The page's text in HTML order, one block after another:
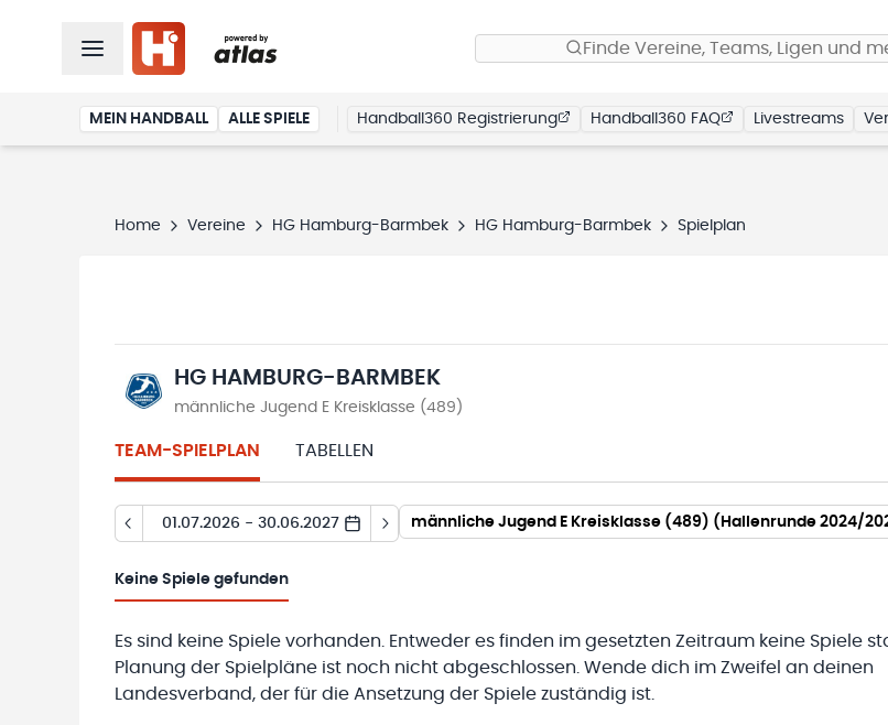
Finde Vereine, Teams, Ligen und
MEIN HANDBALL ALLE SPIELE Handball360 Registrierung Handball360 FAQ Livestreams
Home Vereine HG Hamburg-Barmbek HG Hamburg-Barmbek Spielplan
HG HAMBURG-BARMBEK
männliche Jugend E Kreisklasse (489)
TEAM-SPIELPLAN TABELLEN
01.07.2026 - 30.06.2027 männliche Jugend E Kreisklasse (489) (Hallenrunde 2024/
Keine Spiele gefunden
Es sind keine Spiele vorhanden. Entweder es finden im gesetzten Zeitraum keine Spiele
Planung der Spielpläne ist noch nicht abgeschlossen. Wende dich im Zweifel an deinen
Landesverband, der für die Ansetzung der Spiele zuständig ist.